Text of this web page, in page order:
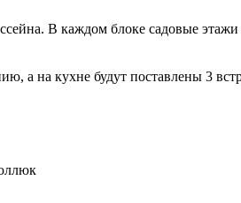
В каждом блоке садовые
а на кухне будут поставлены 3